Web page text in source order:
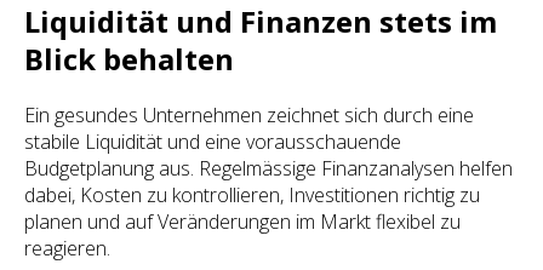
Liquidität und Finanzen stets im
Blick behalten
Ein gesundes Unternehmen zeichnet sich durch eine
stabile Liquidität und eine vorausschauende
Budgetplanung aus. Regelmässige Finanzanalysen helfen
dabei, Kosten zu kontrollieren, Investitionen richtig zu
planen und auf Veränderungen im Markt flexibel zu
reagieren.